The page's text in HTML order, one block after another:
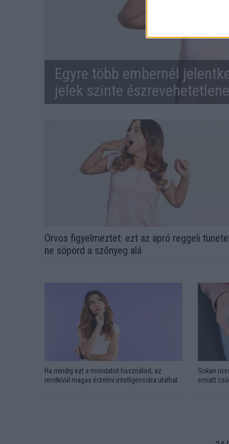
Egyre több embernél
jelek szinte
Orvos figyelmeztet: ezt az apró reggeli
ne söpörd a szőnyeg alá
Ha mindig ezt a mondatot használod, az
rendkívül magas érzelmi intelligenciára utalhat
Sokan
emiatt